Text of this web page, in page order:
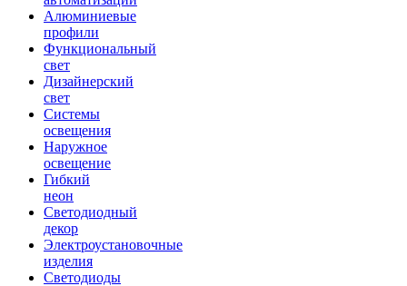
Алюминиевые
профили
Функциональный
свет
Дизайнерский
свет
Системы
освещения
Наружное
освещение
Гибкий
неон
Светодиодный
декор
Электроустановочные
изделия
Светодиоды